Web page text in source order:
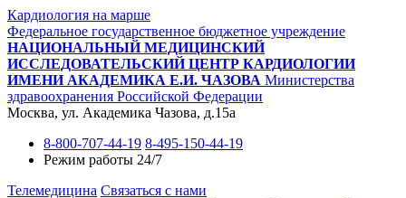
Кардиология на марше
Федеральное государственное бюджетное учреждение
НАЦИОНАЛЬНЫЙ МЕДИЦИНСКИЙ
ИССЛЕДОВАТЕЛЬСКИЙ ЦЕНТР КАРДИОЛОГИИ
ИМЕНИ АКАДЕМИКА Е.И. ЧАЗОВА Министерства
здравоохранения Российской Федерации
Москва, ул. Академика Чазова, д.15а
8-800-707-44-19 8-495-150-44-19
Режим работы 24/7
Телемедицина Связаться с нами